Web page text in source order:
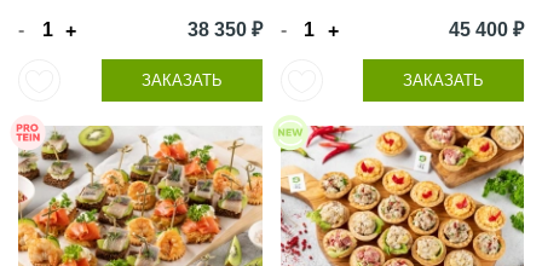
- + 38 350 ₽
ЗАКАЗАТЬ
- + 45 400 ₽
ЗАКАЗАТЬ